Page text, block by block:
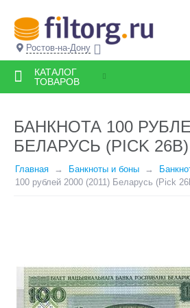
Ростов-на-Дону
КАТАЛОГ
ТОВАРОВ
БАНКНОТА 100
БЕЛАРУСЬ (PICK
Главная Банкноты и боны
100 рублей 2000 (2011) Беларусь (Pick